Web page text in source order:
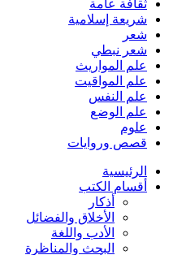
ثقافة عامة
شريعة إسلامية
شعر
شعر نبطي
علم المواريث
علم المواقيت
علم النفس
علم الوضع
علوم
قصص وروايات
الرئيسية
أقسام الكتب
أذكار
الأخلاق والفضائل
الأدب واللغة
البحث والمناظرة